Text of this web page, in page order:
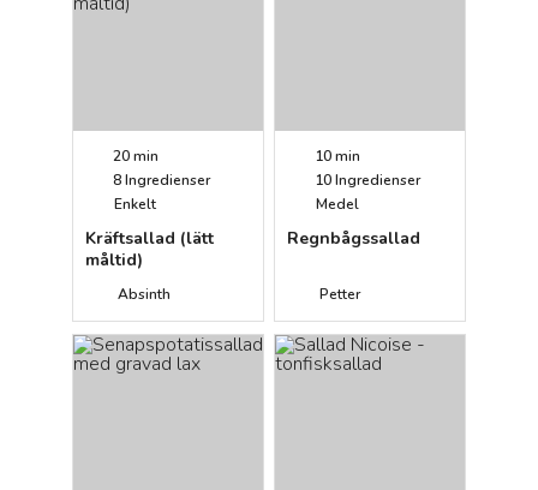
20 min
8Ingredienser
Enkelt
Kräftsallad (lätt
måltid)
Absinth
10 min
10Ingredienser
Medel
Regnbågssallad
Petter